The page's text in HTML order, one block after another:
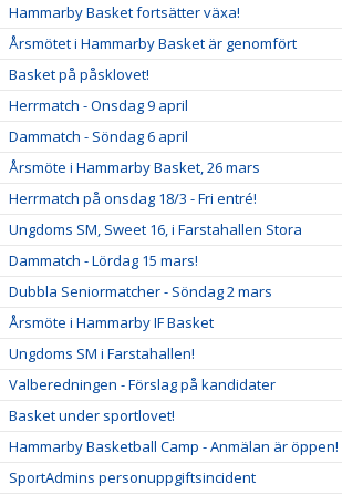
Hammarby Basket fortsätter växa!
Årsmötet i Hammarby Basket är genomfört
Basket på påsklovet!
Herrmatch - Onsdag 9 april
Dammatch - Söndag 6 april
Årsmöte i Hammarby Basket, 26 mars
Herrmatch på onsdag 18/3 - Fri entré!
Ungdoms SM, Sweet 16, i Farstahallen Stora
Dammatch - Lördag 15 mars!
Dubbla Seniormatcher - Söndag 2 mars
Årsmöte i Hammarby IF Basket
Ungdoms SM i Farstahallen!
Valberedningen - Förslag på kandidater
Basket under sportlovet!
Hammarby Basketball Camp - Anmälan är öppen!
SportAdmins personuppgiftsincident